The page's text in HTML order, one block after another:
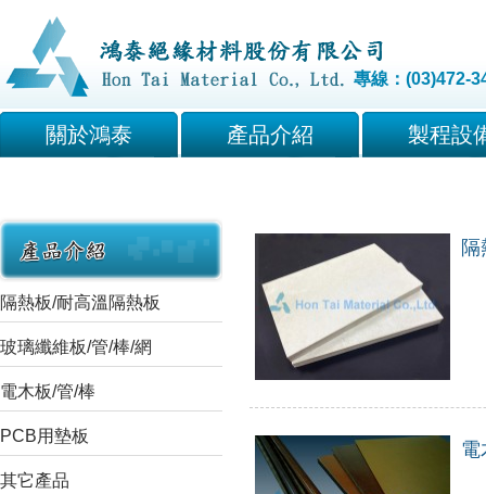
專線：(03)472-
關於鴻泰 產品介紹 製程設
隔熱板/耐高溫隔熱板
玻璃纖維板/管/棒/網
電木板/管/棒
PCB用墊板
其它產品
電